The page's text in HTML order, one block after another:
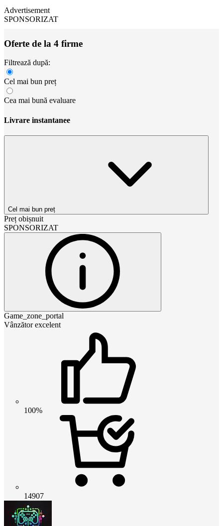
Advertisement
SPONSORIZAT
Oferte de la 4 firme
Filtrează după:
Cel mai bun preț
Cea mai bună evaluare
Livrare instantanee
Cel mai bun preț
Preț obișnuit
SPONSORIZAT
Game_zone_portal
Vânzător excelent
100%
14907